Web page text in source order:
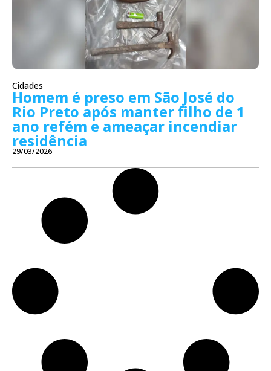
Cidades
Homem é preso em São José do
Rio Preto após manter filho de 1
ano refém e ameaçar incendiar
residência
29/03/2026